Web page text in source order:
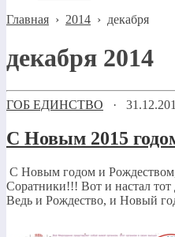
Главная › 2014 › декабря
декабря 2014
ГОБ ЕДИНСТВО ·
С Новым 2015
С Новым годом и
Соратники!!! Вот и настал
Ведь и Рождество, и Новый